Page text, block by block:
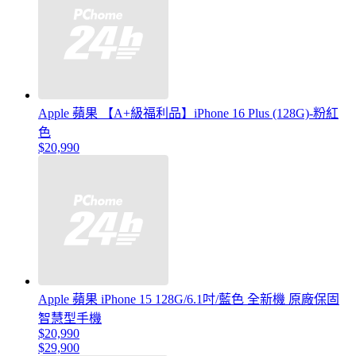
Apple 蘋果 【A+級福利品】iPhone 16 Plus (128G)-粉紅
色
$20,990
Apple 蘋果 iPhone 15 128G/6.1吋/藍色 全新機 原廠保固
智慧型手機
$20,990
$29,900